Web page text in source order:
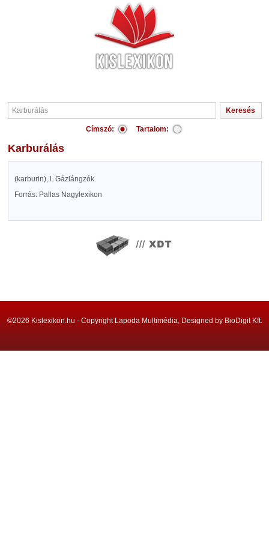
Címszó: Tartalom:
Karburálás
(karburin), l. Gázlángzók.
Forrás: Pallas Nagylexikon
©2026 Kislexikon.hu - Copyright Lapoda Multimédia, Designed by BioDigit Kft.